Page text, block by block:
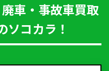
車・事故車買取
ソコカラ！